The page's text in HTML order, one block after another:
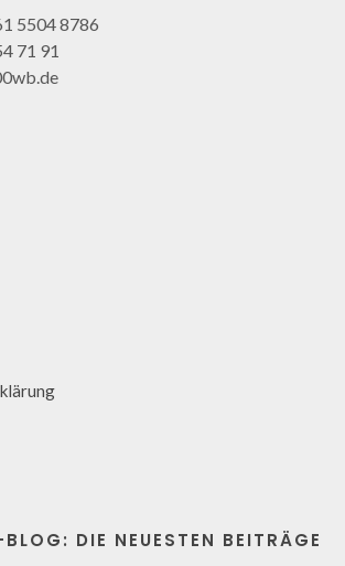
5504 8786
71 91
DIE NEUESTEN BEITRÄGE